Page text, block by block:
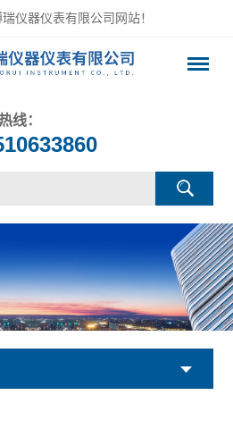
仪器仪表有限公司网站！
线：